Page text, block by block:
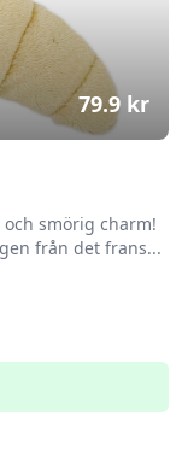
smörig charm!
från det frans...
79.9 kr